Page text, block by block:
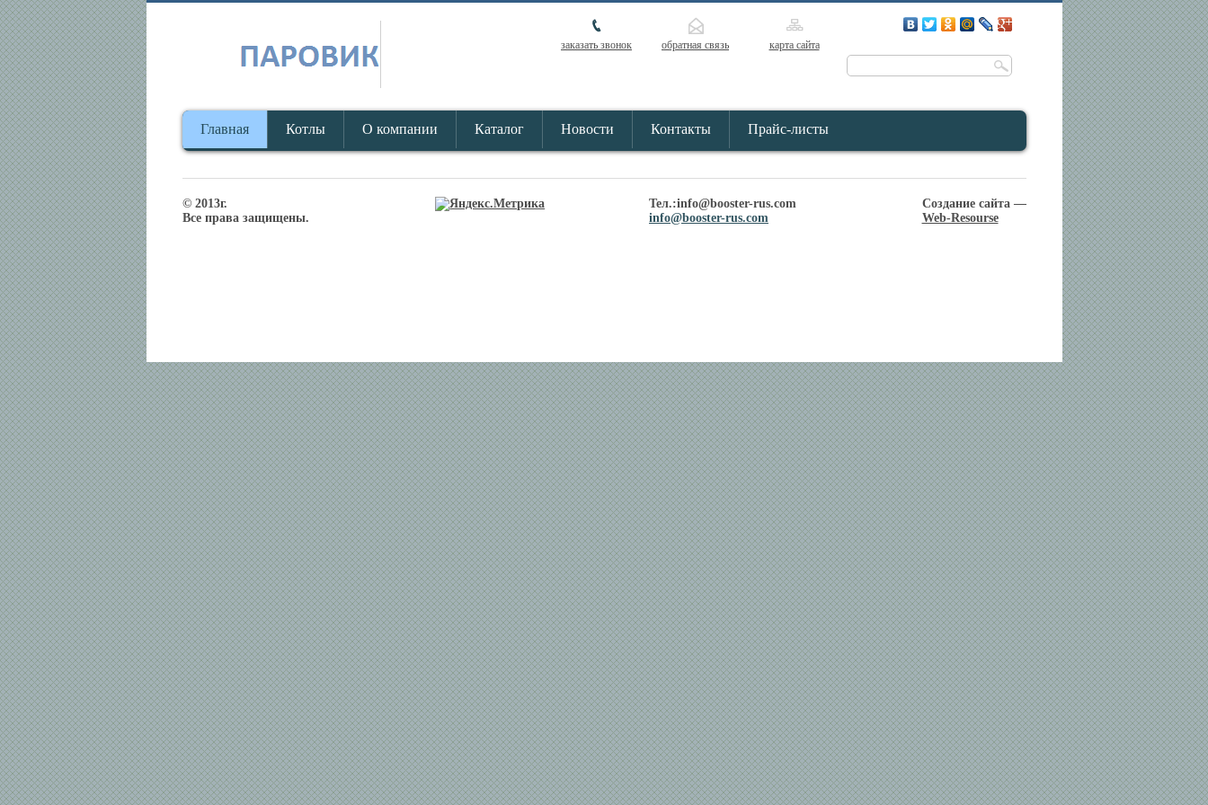
заказать звонок обратная связь карта сайта
Главная Котлы О компании Каталог Новости Контакты Прайс-листы
© 2013г.
Все права защищены.
Тел.:info@booster-rus.com
info@booster-rus.com
Создание сайта —
Web-Resourse